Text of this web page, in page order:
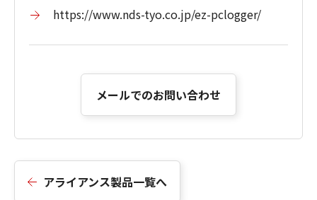
https://www.nds-tyo.co.jp/ez-pclogger/
メールでのお問い合わせ
アライアンス製品一覧へ